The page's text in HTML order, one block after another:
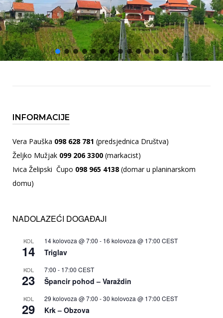
INFORMACIJE
Vera Pauška 098 628 781 (predsjednica Društva)
Željko Mužjak 099 206 3300 (markacist)
Ivica Želipski Čupo 098 965 4138 (domar u planinarskom
domu)
NADOLAZEĆI DOGAĐAJI
KOL
14
14 kolovoza @ 7:00 - 16 kolovoza @ 17:00 CEST
Triglav
KOL
23
7:00 - 17:00 CEST
Špancir pohod – Varaždin
KOL
29
29 kolovoza @ 7:00 -30 kolovoza @ 17:00 CEST
Krk – Obzova